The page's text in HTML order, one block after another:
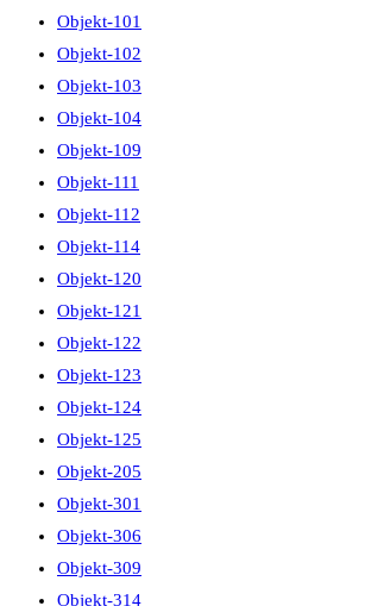
Objekt-101
Objekt-102
Objekt-103
Objekt-104
Objekt-109
Objekt-111
Objekt-112
Objekt-114
Objekt-120
Objekt-121
Objekt-122
Objekt-123
Objekt-124
Objekt-125
Objekt-205
Objekt-301
Objekt-306
Objekt-309
Objekt-314